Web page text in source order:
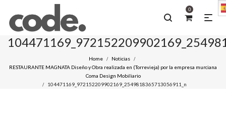
0
Home / Noticias /
RESTAURANTE MAGNATA Diseño y Obra realizada en (Torrevieja) por la empresa murciana
Coma Design Mobiliario
/ 104471169_972152209902169_2549818365713056911_n